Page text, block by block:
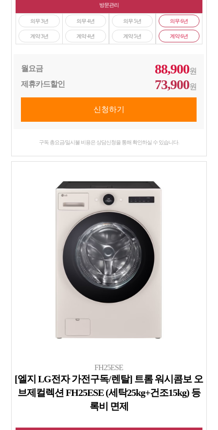
방문관리
의무 3년
계약 3년
의무 4년
계약 4년
의무 5년
계약 5년
의무 6년
계약 6년
월요금 88,900원
제휴카드할인
73,900원
구독 총요금/일시불 비용은 상담신청을 통해 확인하실 수 있습니다.
FH25ESE
[엘지 LG전자 가전구독/렌탈] 트롬 워시콤보 오
브제컬렉션 FH25ESE (세탁25kg+건조15kg) 등
록비 면제